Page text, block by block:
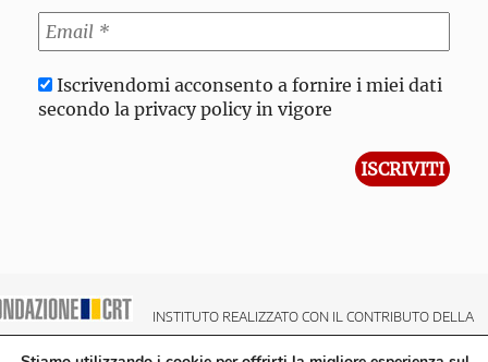
Iscrivendomi acconsento a fornire i miei dati
secondo la privacy policy in vigore
INSTITUTO REALIZZATO CON IL CONTRIBUTO DELLA